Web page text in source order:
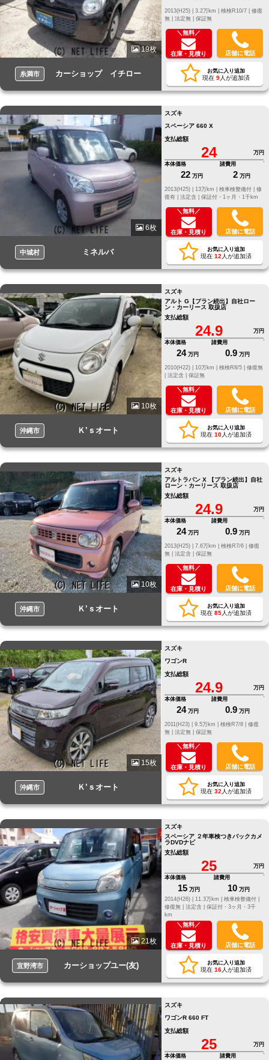
19枚
糸満市 カーショップ イチロー
修復
無 | 法定無 | 保証無
＼無料／
在庫・見積り 店舗に電話
お気に入り追加
現在 9人が追加済
6枚
中城村 ミネルバ
スズキ
スペーシア 660 X
支払総額
24
万円
本体価格
22 万円
諸費用
2 万円
修
復有 | 法定含 | 保証付・1ヶ月・1千km
＼無料／
在庫・見積り 店舗に電話
お気に入り追加
現在 12 人が追加済
10枚
沖縄市 Ｋ’ｓオート
スズキ
アルト G【プラン続出】自社ロー
ン・カーリース 取扱店
支払総額
24.9
万円
本体価格
24 万円
諸費用
0.9 万円
修復無
法定含 | 保証無
＼無料／
在庫・見積り 店舗に電話
お気に入り追加
現在 10人が追加済
10枚
沖縄市 Ｋ’ｓオート
スズキ
アルトラパン X 【プラン続出】自社
ローン・カーリース 取扱店
支払総額
24.9
万円
本体価格
24 万円
諸費用
0.9 万円
修復
無 | 法定含 | 保証無
＼無料／
在庫・見積り 店舗に電話
お気に入り追加
現在 85人が追加済
15枚
沖縄市 Ｋ’ｓオート
スズキ
ワゴンR
支払総額
24.9
万円
本体価格
24 万円
諸費用
0.9 万円
修復
無 | 法定無 | 保証無
＼無料／
在庫・見積り 店舗に電話
お気に入り追加
現在 32 人が追加済
21枚
宜野湾市 カーショップユー(友)
スズキ
スペーシア ２年車検つきバックカメ
ラDVDナビ
支払総額
25
万円
本体価格
15 万円
諸費用
10 万円
2014(H26) |
11.3万km |
検車検整備付 |
修復無 | 法定含 | 保証付・3ヶ月・3千
km
＼無料／
在庫・見積り 店舗に電話
お気に入り追加
現在 16人が追加済
スズキ
ワゴンR 660 FT
支払総額
25
万円
本体価格
諸費用